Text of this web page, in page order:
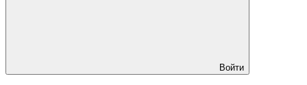
Войти